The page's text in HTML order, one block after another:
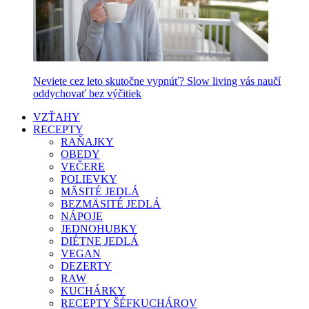
Neviete cez leto skutočne vypnúť? Slow living vás naučí
oddychovať bez výčitiek
VZŤAHY
RECEPTY
RAŇAJKY
OBEDY
VEČERE
POLIEVKY
MÄSITÉ JEDLÁ
BEZMÄSITÉ JEDLÁ
NÁPOJE
JEDNOHUBKY
DIÉTNE JEDLÁ
VEGAN
DEZERTY
RAW
KUCHÁRKY
RECEPTY ŠÉFKUCHÁROV